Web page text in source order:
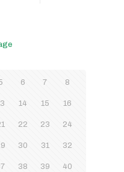
6 7 8
14 15 16
22 23 24
30 31 32
38 39 40